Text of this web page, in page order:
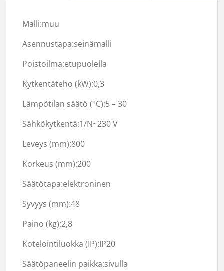
Malli:muu
Asennustapa:seinämalli
Poistoilma:etupuolella
Kytkentäteho (kW):0,3
Lämpötilan säätö (°C):5 – 30
Sähkökytkentä:1/N~230 V
Leveys (mm):800
Korkeus (mm):200
Säätötapa:elektroninen
Syvyys (mm):48
Paino (kg):2,8
Kotelointiluokka (IP):IP20
Säätöpaneelin paikka:sivulla